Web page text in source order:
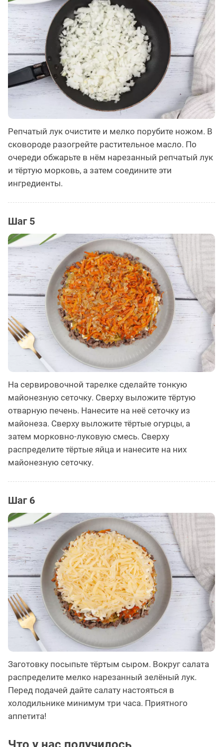
Репчатый лук очистите и мелко порубите ножом. В
сковороде разогрейте растительное масло. По
очереди обжарьте в нём нарезанный репчатый лук
и тёртую морковь, а затем соедините эти
ингредиенты.
Шаг 5
На сервировочной тарелке сделайте тонкую
майонезную сеточку. Сверху выложите тёртую
отварную печень. Нанесите на неё сеточку из
майонеза. Сверху выложите тёртые огурцы, а
затем морковно-луковую смесь. Сверху
распределите тёртые яйца и нанесите на них
майонезную сеточку.
Шаг 6
Заготовку посыпьте тёртым сыром. Вокруг салата
распределите мелко нарезанный зелёный лук.
Перед подачей дайте салату настояться в
холодильнике минимум три часа. Приятного
аппетита!